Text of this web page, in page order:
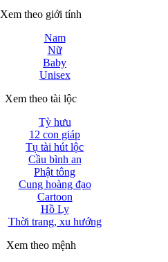
Xem theo giới tính
Nam
Nữ
Baby
Unisex
Xem theo tài lộc
Tỳ hưu
12 con giáp
Tụ tài hút lộc
Cầu bình an
Phật tông
Cung hoàng đạo
Cartoon
Hồ Ly
Thời trang, xu hướng
Xem theo mệnh